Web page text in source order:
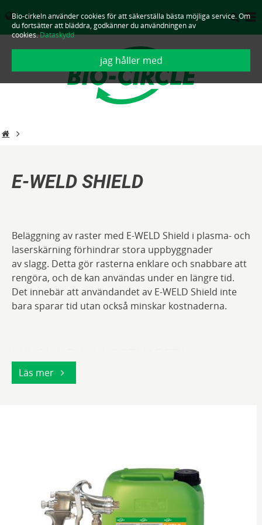
Bio-cirkeln använder cookies för att säkerställa bästa möjliga service. Om
du fortsätter att bläddra, godkänner du användningen av
cookies.Dataskydd
jag håller med
SVERIGE - SVENSKA
E-WELD SHIELD
Beläggning av raster med E-WELD Shield i plasma- och
laserskärning förhindrar stora uppbyggnader
av slagg. Detta gör rasterna enklare och snabbare att
rengöra, och de kan användas under en längre tid.
Det innebär att användandet av E-WELD Shield inte
bara sparar tid utan också minskar kostnaderna.
kvantiteter kan produceras. En minskning av
uppbyggnad av slagg kommer också att resultera
i en bättre utklippskvalitet, eftersom materialet ligger
platt på rasterna.
Läs mer